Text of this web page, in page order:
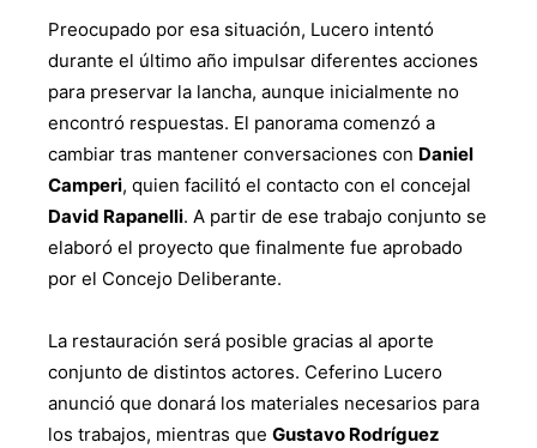
Preocupado por esa situación, Lucero intentó
durante el último año impulsar diferentes acciones
para preservar la lancha, aunque inicialmente no
encontró respuestas. El panorama comenzó a
cambiar tras mantener conversaciones con Daniel
Camperi, quien facilitó el contacto con el concejal
David Rapanelli. A partir de ese trabajo conjunto se
elaboró el proyecto que finalmente fue aprobado
por el Concejo Deliberante.
La restauración será posible gracias al aporte
conjunto de distintos actores. Ceferino Lucero
anunció que donará los materiales necesarios para
los trabajos, mientras que Gustavo Rodríguez